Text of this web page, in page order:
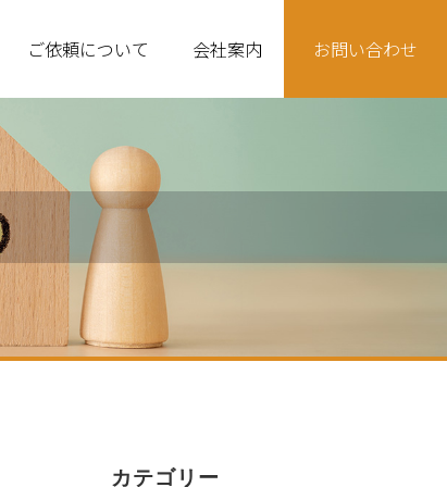
ご依頼について 会社案内 お問い合わせ
カテゴリー